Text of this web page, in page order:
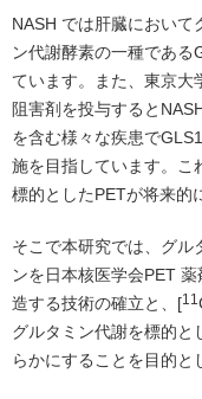
NASH では肝臓において
ン代謝酵素の一種であ
ています。また、東京大
阻害剤を投与すると
を含む様々な疾患で
施を目指しています。こ
標的としたPETが将来的
そこで本研究では、グル
ンを日本核医学会PET
造する技術の確立と、[11
グルタミン代謝を標的と
らかにすることを目的と